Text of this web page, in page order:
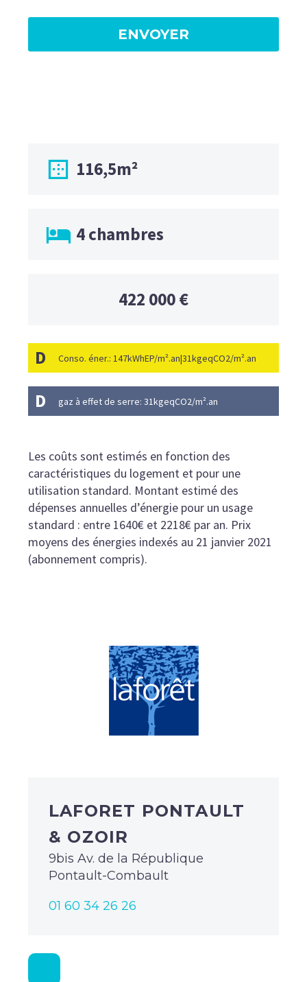
 116,5m²
 4 chambres
422 000 €
D Conso. éner.: 147kWhEP/m².an|31kgeqCO2/m².an
D gaz à effet de serre: 31kgeqCO2/m².an
Les coûts sont estimés en fonction des
caractéristiques du logement et pour une
utilisation standard. Montant estimé des
dépenses annuelles d’énergie pour un usage
standard : entre 1640€ et 2218€ par an. Prix
moyens des énergies indexés au 21 janvier 2021
(abonnement compris).
LAFORET PONTAULT
& OZOIR
9bis Av. de la République
Pontault-Combault
01 60 34 26 26